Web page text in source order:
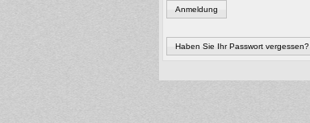
Anmeldung
Haben Sie Ihr Passwort vergessen?